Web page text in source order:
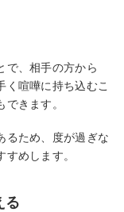
で、相手の方から
く喧嘩に持ち込むこ
きます。
るため、度が過ぎな
めします。
る